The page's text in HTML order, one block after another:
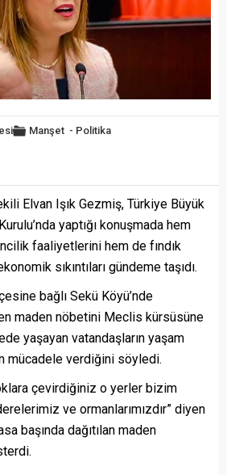
Manşet - Politika
Elvan Işık Gezmiş, Türkiye Büyük
yaptığı konuşmada hem
faaliyetlerini hem de fındık
sıkıntıları gündeme taşıdı.
bağlı Sekü Köyü’nde
maden nöbetini Meclis kürsüsüne
yaşayan vatandaşların yaşam
mücadele verdiğini söyledi.
çevirdiğiniz o yerler bizim
ve ormanlarımızdır” diyen
başında dağıtılan maden